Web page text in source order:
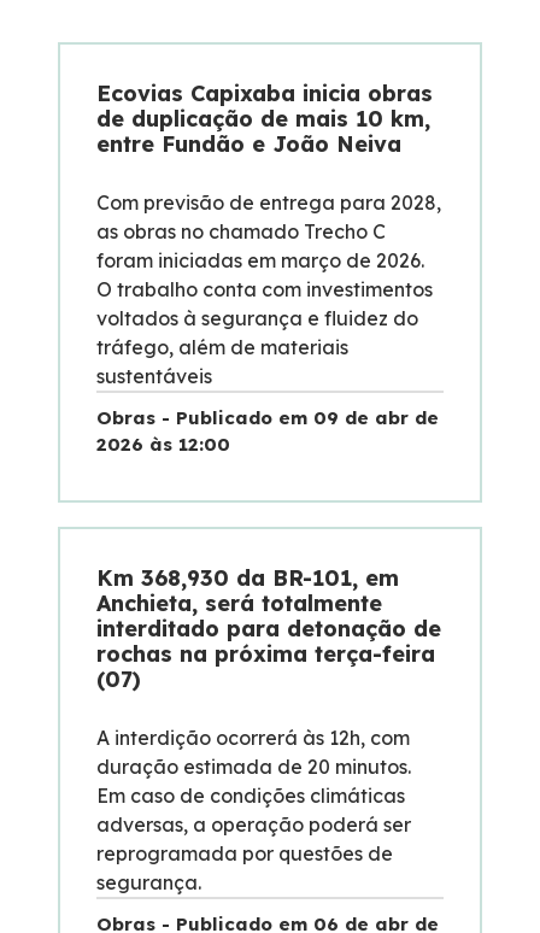
Fornecedores
Fale Conosco
Trabalhe Conosco
Dúvidas
Processo Competitivo
Ecovias Capixaba inicia obras
de duplicação de mais 10 km,
entre Fundão e João Neiva
Com previsão de entrega para 2028,
as obras no chamado Trecho C
foram iniciadas em março de 2026.
O trabalho conta com investimentos
voltados à segurança e fluidez do
tráfego, além de materiais
sustentáveis
Obras - Publicado em 09 de abr de
2026 às 12:00
Km 368,930 da BR-101, em
Anchieta, será totalmente
interditado para detonação de
rochas na próxima terça-feira
(07)
A interdição ocorrerá às 12h, com
duração estimada de 20 minutos.
Em caso de condições climáticas
adversas, a operação poderá ser
reprogramada por questões de
segurança.
Obras - Publicado em 06 de abr de